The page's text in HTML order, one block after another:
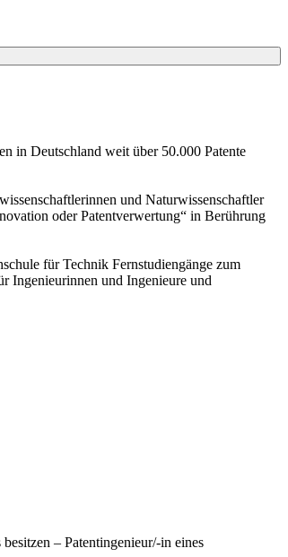
in Deutschland weit über 50.000 Patente
und Naturwissenschaftler
oder Patentverwertung“ in Berührung
für Technik Fernstudiengänge zum
Ingenieurinnen und Ingenieure und
– Patentingenieur/-in eines